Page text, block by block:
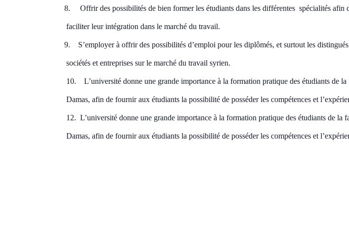
8. Offrir des possibilités de bien former les étudiants dans les différentesspécialités afin
faciliter leur intégration dans le marché du travail.
9. S’employer à offrir des possibilités d’emploi pour les diplômés, et surtout les
sociétés et entreprises sur le marché du travail syrien.
10. L’université donne une grande importanceà la formationpratique des étudiants de
Damas, afin de fournir aux étudiants la possibilité de posséder les compétences et
12. L’université donne une grande importance à la formation pratique des étudiants de la
Damas, afin de fournir aux étudiants la possibilité de posséder les compétences et